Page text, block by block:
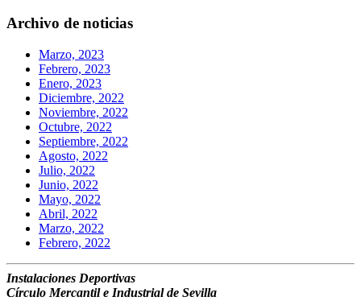
Archivo de noticias
Marzo, 2023
Febrero, 2023
Enero, 2023
Diciembre, 2022
Noviembre, 2022
Octubre, 2022
Septiembre, 2022
Agosto, 2022
Julio, 2022
Junio, 2022
Mayo, 2022
Abril, 2022
Marzo, 2022
Febrero, 2022
Instalaciones Deportivas
Círculo Mercantil e Industrial de Sevilla